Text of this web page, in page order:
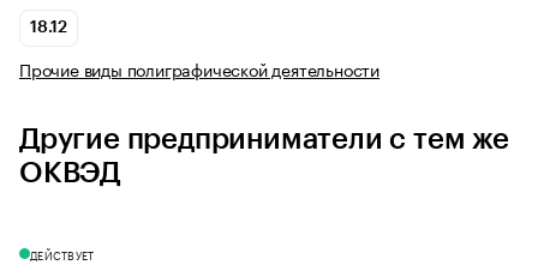
18.12
Прочие виды полиграфической деятельности
Другие предприниматели с тем же
ОКВЭД
ДЕЙСТВУЕТ